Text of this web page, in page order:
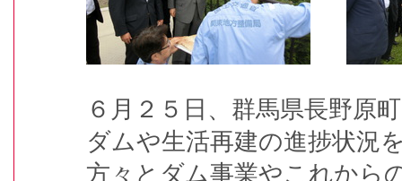
６月２５日、群馬県長野原
ダムや生活再建の進捗状況
方々とダム事業やこれから